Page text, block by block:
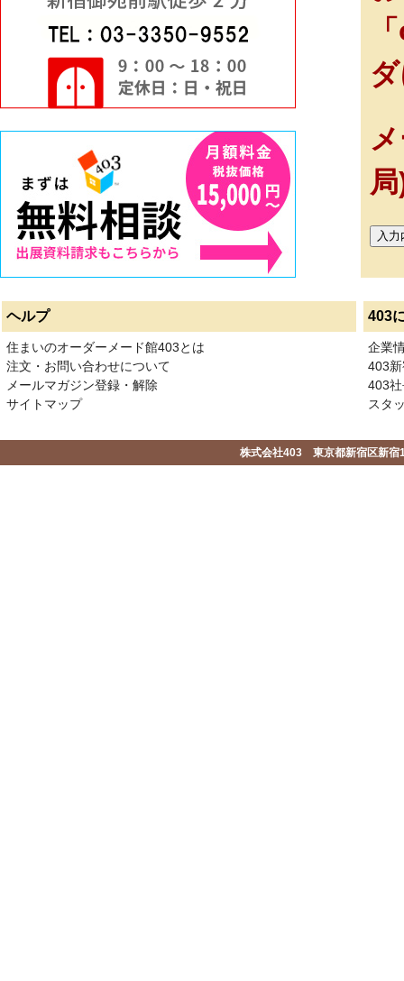
ヘルプ 403
住まいのオーダーメード館403とは
注文・お問い合わせについて
メールマガジン登録・解除
サイトマップ
企業
403
403
スタ
株式会社403 東京都新宿区新